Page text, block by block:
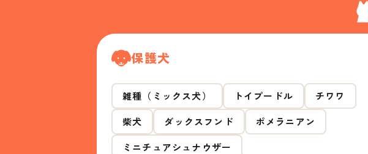
保護犬
雑種（ミックス犬） トイプードル
チワワ
柴犬
ダックスフンド
ポメラニアン
ミニチュアシュナウザー